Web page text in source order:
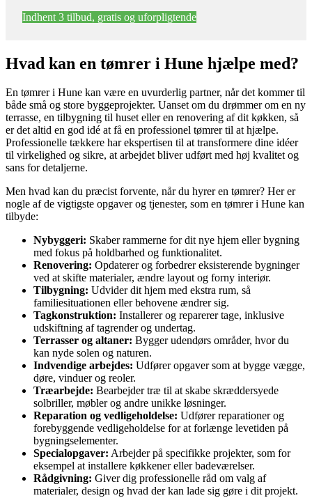
Indhent 3 tilbud, gratis og uforpligtende
Hvad kan en tømrer i Hune hjælpe med?
En tømrer i Hune kan være en uvurderlig partner, når det kommer til
både små og store byggeprojekter. Uanset om du drømmer om en ny
terrasse, en tilbygning til huset eller en renovering af dit køkken, så
er det altid en god idé at få en professionel tømrer til at hjælpe.
Professionelle tækkere har ekspertisen til at transformere dine idéer
til virkelighed og sikre, at arbejdet bliver udført med høj kvalitet og
sans for detaljerne.
Men hvad kan du præcist forvente, når du hyrer en tømrer? Her er
nogle af de vigtigste opgaver og tjenester, som en tømrer i Hune kan
tilbyde:
Nybyggeri: Skaber rammerne for dit nye hjem eller bygning
med fokus på holdbarhed og funktionalitet.
Renovering: Opdaterer og forbedrer eksisterende bygninger
ved at skifte materialer, ændre layout og forny interiør.
Tilbygning: Udvider dit hjem med ekstra rum, så
familiesituationen eller behovene ændrer sig.
Tagkonstruktion: Installerer og reparerer tage, inklusive
udskiftning af tagrender og undertag.
Terrasser og altaner: Bygger udendørs områder, hvor du
kan nyde solen og naturen.
Indvendige arbejdes: Udfører opgaver som at bygge vægge,
døre, vinduer og reoler.
Træarbejde: Bearbejder træ til at skabe skræddersyede
solbriller, møbler og andre unikke løsninger.
Reparation og vedligeholdelse: Udfører reparationer og
forebyggende vedligeholdelse for at forlænge levetiden på
bygningselementer.
Specialopgaver: Arbejder på specifikke projekter, som for
eksempel at installere køkkener eller badeværelser.
Rådgivning: Giver dig professionelle råd om valg af
materialer, design og hvad der kan lade sig gøre i dit projekt.